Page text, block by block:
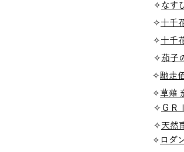
✧ なす
✧ 十千
✧ 十千
✧ 茄子
✧馳走
✧ 草薙
✧ ＧＲ
✧ 天然
✧ ロダ